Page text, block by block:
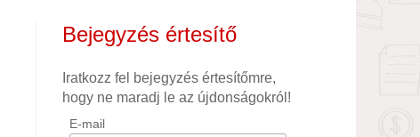
Bejegyzés értesítő
Iratkozz fel bejegyzés értesítőmre,
hogy ne maradj le az újdonságokról!
E-mail